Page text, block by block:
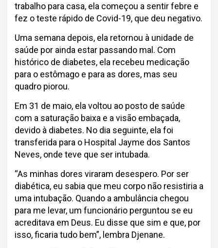
trabalho para casa, ela começou a sentir febre e
fez o teste rápido de Covid-19, que deu negativo.
Uma semana depois, ela retornou à unidade de
saúde por ainda estar passando mal. Com
histórico de diabetes, ela recebeu medicação
para o estômago e para as dores, mas seu
quadro piorou.
Em 31 de maio, ela voltou ao posto de saúde
com a saturação baixa e a visão embaçada,
devido à diabetes. No dia seguinte, ela foi
transferida para o Hospital Jayme dos Santos
Neves, onde teve que ser intubada.
“As minhas dores viraram desespero. Por ser
diabética, eu sabia que meu corpo não resistiria a
uma intubação. Quando a ambulância chegou
para me levar, um funcionário perguntou se eu
acreditava em Deus. Eu disse que sim e que, por
isso, ficaria tudo bem”, lembra Djenane.